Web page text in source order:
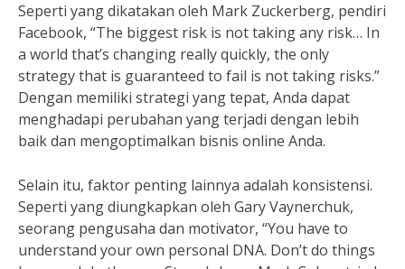
Seperti yang dikatakan oleh Mark Zuckerberg, pendiri
Facebook, “The biggest risk is not taking any risk… In
a world that’s changing really quickly, the only
strategy that is guaranteed to fail is not taking risks.”
Dengan memiliki strategi yang tepat, Anda dapat
menghadapi perubahan yang terjadi dengan lebih
baik dan mengoptimalkan bisnis online Anda.
Selain itu, faktor penting lainnya adalah konsistensi.
Seperti yang diungkapkan oleh Gary Vaynerchuk,
seorang pengusaha dan motivator, “You have to
understand your own personal DNA. Don’t do things